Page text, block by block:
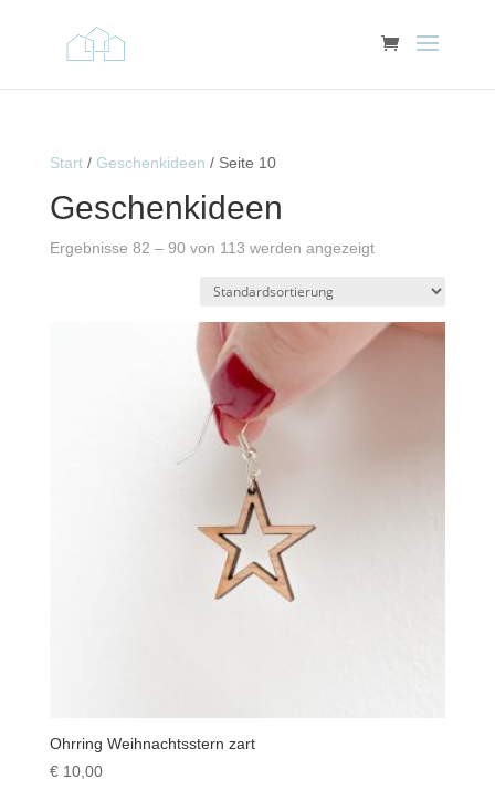
Start/ Geschenkideen / Seite 10
Geschenkideen
Ergebnisse 82 – 90 von 113 werden angezeigt
Ohrring Weihnachtsstern zart
€10,00